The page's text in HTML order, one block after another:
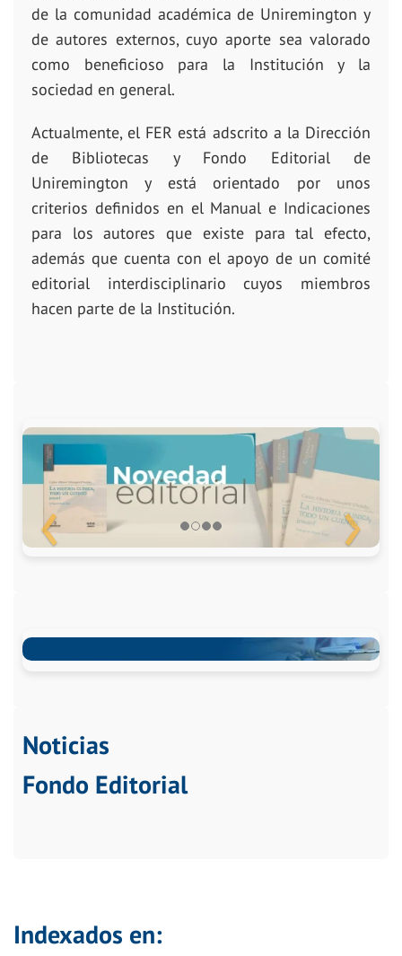
de la comunidad académica de Uniremington y
de autores externos, cuyo aporte sea valorado
como beneficioso para la Institución y la
sociedad en general.
Actualmente, el FER está adscrito a la Dirección
de Bibliotecas y Fondo Editorial de
Uniremington y está orientado por unos
criterios definidos en el Manual e Indicaciones
para los autores que existe para tal efecto,
además que cuenta con el apoyo de un comité
editorial interdisciplinario cuyos miembros
hacen parte de la Institución.
Noticias
Fondo Editorial
Indexados en: